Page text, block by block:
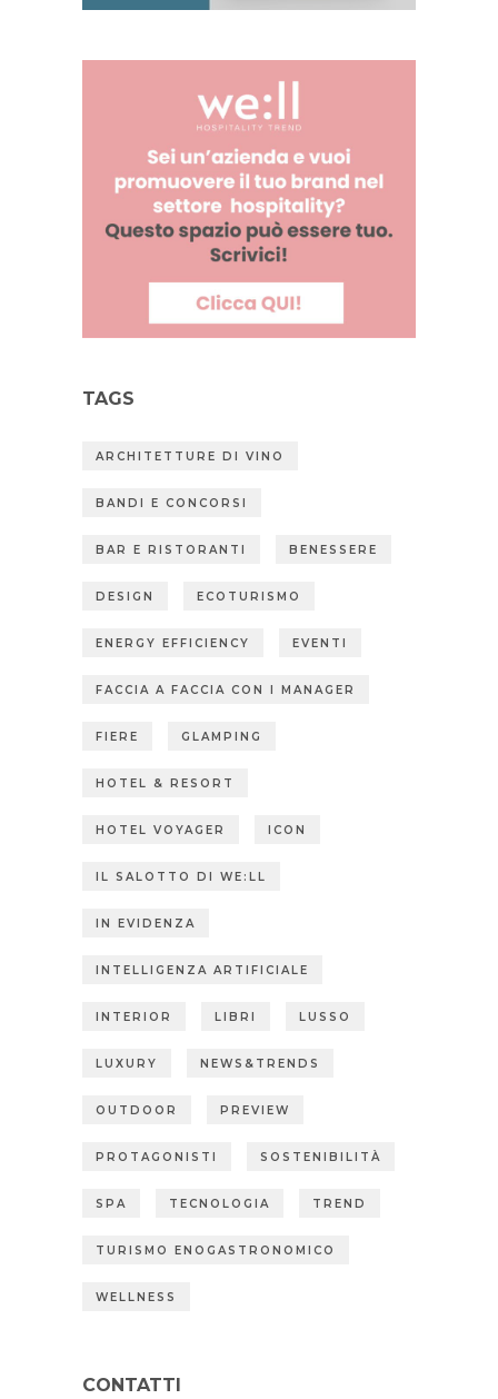
TAGS
ARCHITETTURE DI VINO
BANDI E CONCORSI
BAR E RISTORANTI BENESSERE
DESIGN ECOTURISMO
ENERGY EFFICIENCY EVENTI
FACCIA A FACCIA CON I MANAGER
FIERE GLAMPING
HOTEL & RESORT
HOTEL VOYAGER ICON
IL SALOTTO DI WE:LL
IN EVIDENZA
INTELLIGENZA ARTIFICIALE
INTERIOR LIBRI LUSSO
LUXURY NEWS&TRENDS
OUTDOOR PREVIEW
PROTAGONISTI SOSTENIBILITÀ
SPA TECNOLOGIA TREND
TURISMO ENOGASTRONOMICO
WELLNESS
CONTATTI